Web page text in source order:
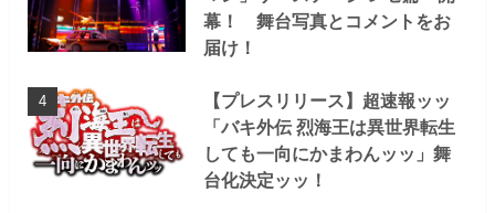
幕！ 舞台写真とコメントをお
届け！
【プレスリリース】超速報ッッ
「バキ外伝 烈海王は異世界転生
しても一向にかまわんッッ」舞
台化決定ッッ！